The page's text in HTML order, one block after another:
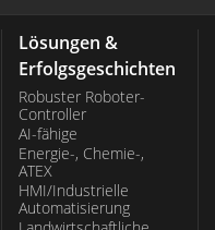
Lösungen &
Erfolgsgeschichten
Robuster Roboter-
Controller
AI-fähige
Energie-, Chemie-,
ATEX
HMI/Industrielle
Automatisierung